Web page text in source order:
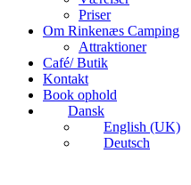
Priser
Om Rinkenæs Camping
Attraktioner
Café/ Butik
Kontakt
Book ophold
Dansk
English (UK)
Deutsch